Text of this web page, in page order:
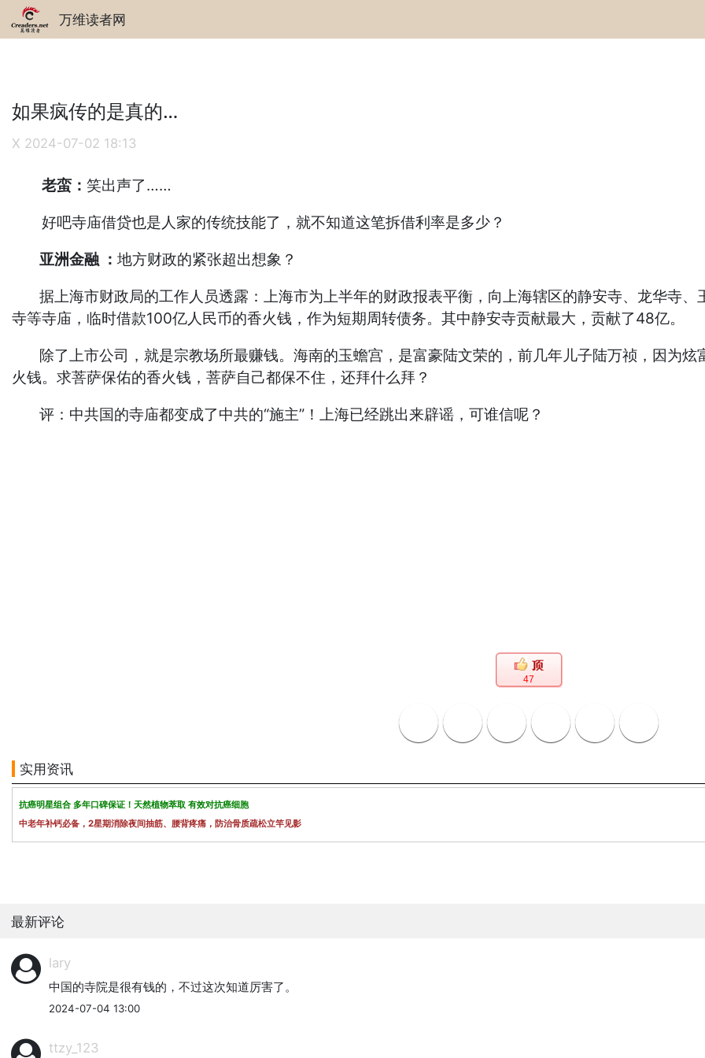
万维读者网
如果疯传的是真的…
X 2024-07-02 18:13
老蛮：笑出声了……
好吧寺庙借贷也是人家的传统技能了，就不知道这笔拆借利率是多少？
亚洲金融 ：地方财政的紧张超出想象？
据上海市财政局的工作人员透露：上海市为上半年的财政报表平衡，向上海辖区的静安寺、龙华寺、
寺等寺庙，临时借款100亿人民币的香火钱，作为短期周转债务。其中静安寺贡献最大，贡献了48亿。
除了上市公司，就是宗教场所最赚钱。海南的玉蟾宫，是富豪陆文荣的，前几年儿子陆万祯，因为炫
火钱。求菩萨保佑的香火钱，菩萨自己都保不住，还拜什么拜？
评：中共国的寺庙都变成了中共的“施主”！上海已经跳出来辟谣，可谁信呢？
47
实用资讯
抗癌明星组合 多年口碑保证！天然植物萃取 有效对抗癌细胞
中老年补钙必备，2星期消除夜间抽筋、腰背疼痛，防治骨质疏松立竿见影
最新评论
lary
中国的寺院是很有钱的，不过这次知道厉害了。
2024-07-04 13:00
ttzy_123